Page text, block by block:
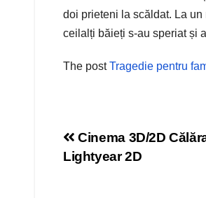
doi prieteni la scăldat. La
ceilalți băieți s-au speriat și
The postTragedie pentru
Navigare
în
Cinema 3D/2D
Lightyear 2D